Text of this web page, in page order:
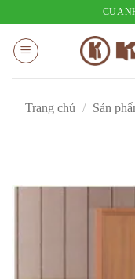
nội
dung
Trang chủ / Sản